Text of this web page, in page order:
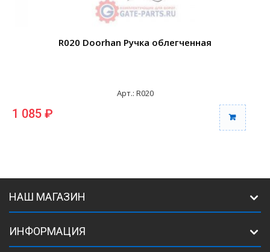
R020 Doorhan Ручка облегченная
Арт.: R020
1 085 ₽
НАШ МАГАЗИН
ИНФОРМАЦИЯ